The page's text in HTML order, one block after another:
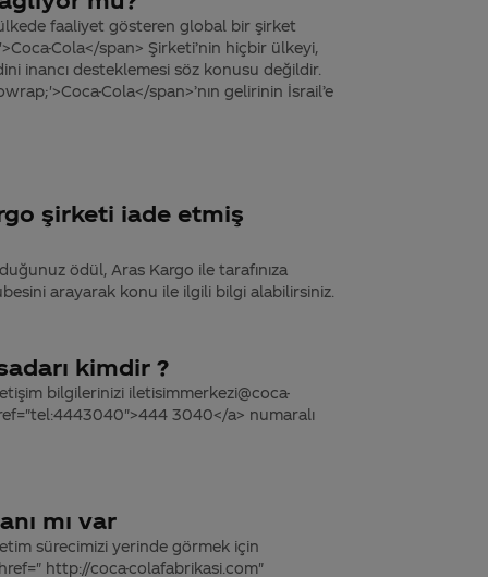
faaliyet gösteren global bir şirket
Cola</span> Şirketi’nin hiçbir ülkeyi,
inancı desteklemesi söz konusu değildir.
Cola</span>’nın gelirinin İsrail’e
şirketi iade etmiş
ödül, Aras Kargo ile tarafınıza
arayarak konu ile ilgili bilgi alabilirsiniz.
kimdir ?
bilgilerinizi iletisimmerkezi@coca-
3040</a> numaralı
mı var
sürecimizi yerinde görmek için
http://coca-colafabrikasi.com"